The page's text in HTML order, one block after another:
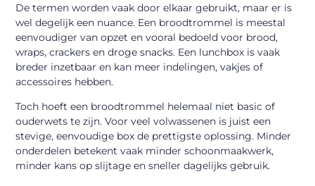
De termen worden vaak door elkaar gebruikt, maar er is
wel degelijk een nuance. Een broodtrommel is meestal
eenvoudiger van opzet en vooral bedoeld voor brood,
wraps, crackers en droge snacks. Een lunchbox is vaak
breder inzetbaar en kan meer indelingen, vakjes of
accessoires hebben.
Toch hoeft een broodtrommel helemaal niet basic of
ouderwets te zijn. Voor veel volwassenen is juist een
stevige, eenvoudige box de prettigste oplossing. Minder
onderdelen betekent vaak minder schoonmaakwerk,
minder kans op slijtage en sneller dagelijks gebruik.